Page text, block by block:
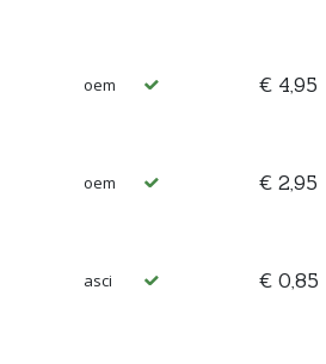
oem € 4,95
oem € 2,95
asci € 0,85